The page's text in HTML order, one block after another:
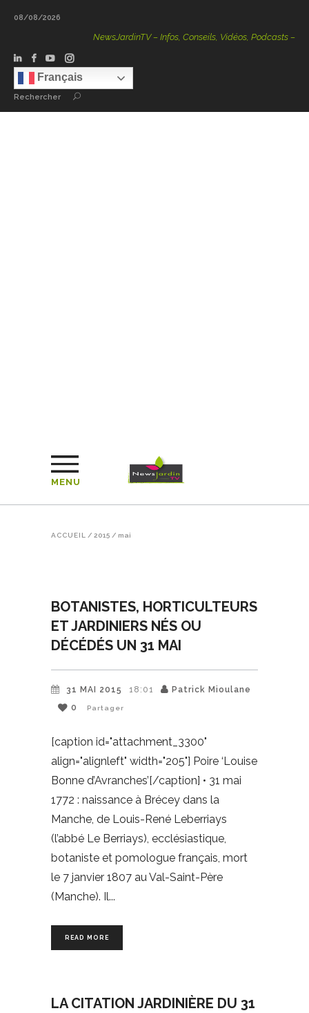
08/08/2026
NewsJardinTV – Infos, Conseils, Vidéos, Podcasts – 100 %
Français
Rechercher
MENU
ACCUEIL / 2015 / mai
BOTANISTES, HORTICULTEURS
ET JARDINIERS NÉS OU
DÉCÉDÉS UN 31 MAI
31 MAI 2015 18:01
Patrick Mioulane
0
Partager
[caption id="attachment_3300"
align="alignleft" width="205"] Poire ‘Louise
Bonne d’Avranches’[/caption] • 31 mai
1772 : naissance à Brécey dans la
Manche, de Louis-René Leberriays
(l’abbé Le Berriays), ecclésiastique,
botaniste et pomologue français, mort
le 7 janvier 1807 au Val-Saint-Père
(Manche). Il
READ MORE
LA CITATION JARDINIÈRE DU 31